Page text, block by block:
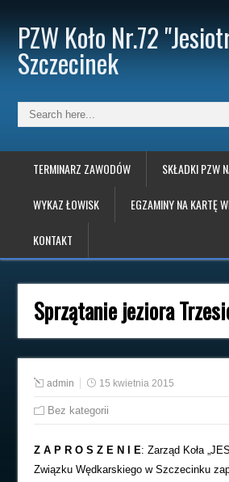
PZW Koło Nr.72
Szczecinek
TERMINARZ ZAWODÓW SKŁADKI PZW
WYKAZ ŁOWISK EGZAMINY NA KARTĘ
KONTAKT
Sprzątanie jeziora
admin 15 kwietnia 2015
Bez kategorii
Z A P R O S Z E N I E: Zarząd Koła
Związku Wędkarskiego w Szczecinku